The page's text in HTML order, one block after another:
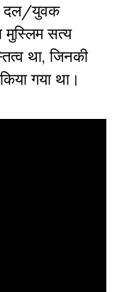
दल/युवक
सत्य
था, जिनकी
गया था।